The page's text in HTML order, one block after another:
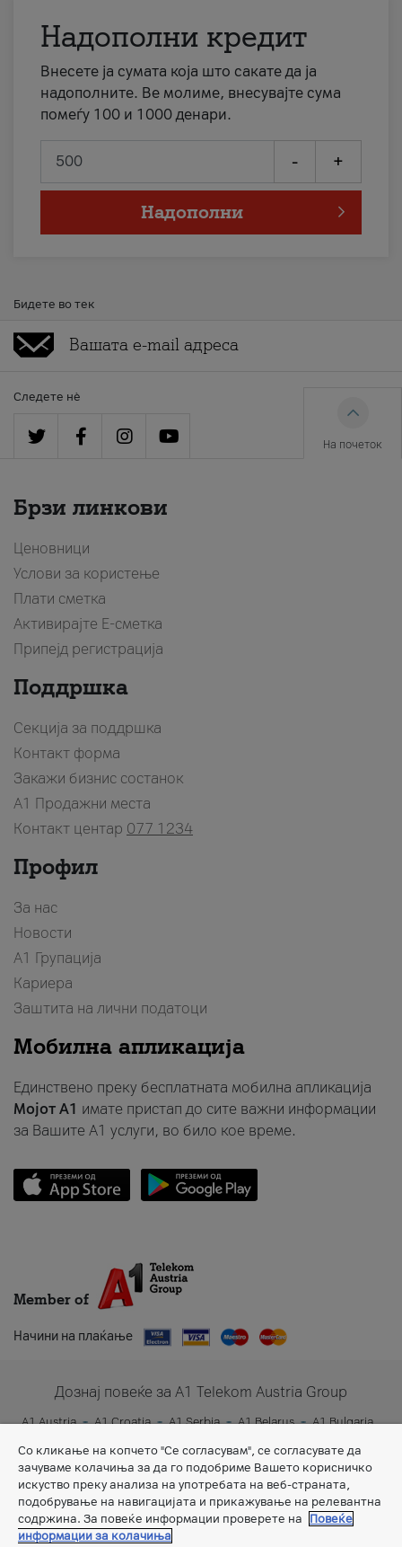
Надополни кредит
Внесете ја сумата која што сакате да ја
надополните. Ве молиме, внесувајте сума
помеѓу 100 и 1000 денари.
- +
Надополни
Бидете во тек
Следете нè
На почеток
Брзи линкови
Ценовници
Услови за користење
Плати сметка
Активирајте Е-сметка
Припејд регистрација
Поддршка
Секција за поддршка
Контакт форма
Закажи бизнис состанок
A1 Продажни места
Контакт центар 077 1234
Профил
За нас
Новости
А1 Групација
Кариера
Заштита на лични податоци
Мобилна апликација
Единствено преку бесплатната мобилна апликација
Мојот A1 имате пристап до сите важни информации
за Вашите A1 услуги, во било кое време.
Member of
Начини на плаќање
Дознај повеќе за A1 Telekom Austria Group
A1 Austria A1 Croatia A1 Serbia A1 Belarus
A1 Bulgaria
A1 Slovenia
A1 Digital
Со кликање на копчето "Се согласувам", се согласувате да
зачуваме колачиња за да го подобриме Вашето корисничко
искуство преку анализа на употребата на веб-страната,
подобрување на навигацијата и прикажување на релевантна
содржина. За повеќе информации проверете на
Повеќе
информации за колачиња